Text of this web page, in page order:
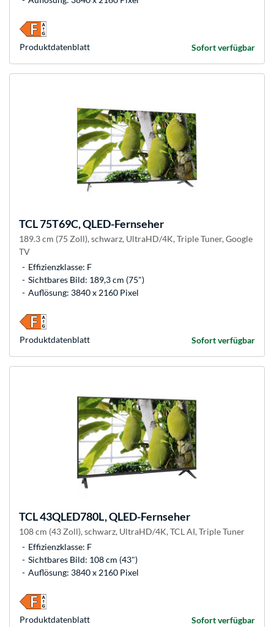
Sofort verfügbar
Produkt­datenblatt
TCL75T69C, QLED-Fernseher
189.3 cm (75 Zoll), schwarz, UltraHD/4K, Triple Tuner, Google
TV
Effizienzklasse: F
Sichtbares Bild: 189,3 cm (75")
Auflösung: 3840 x 2160 Pixel
Sofort verfügbar
Produkt­datenblatt
TCL43QLED780L, QLED-Fernseher
108 cm (43 Zoll), schwarz, UltraHD/4K, TCL AI, Triple Tuner
Effizienzklasse: F
Sichtbares Bild: 108 cm (43")
Auflösung: 3840 x 2160 Pixel
Sofort verfügbar
Produkt­datenblatt